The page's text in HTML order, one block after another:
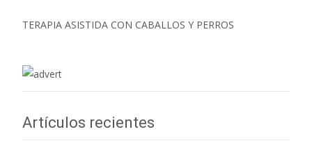
TERAPIA ASISTIDA CON CABALLOS Y PERROS
Artículos recientes